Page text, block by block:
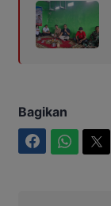
Bagikan